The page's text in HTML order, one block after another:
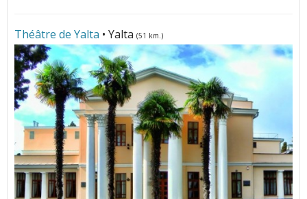
Théâtre de Yalta • Yalta (51 km.)